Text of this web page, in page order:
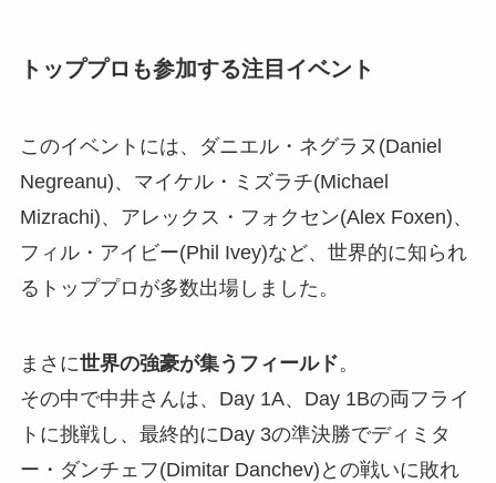
トッププロも参加する注目イベント
このイベントには、ダニエル・ネグラヌ(Daniel
Negreanu)、マイケル・ミズラチ(Michael
Mizrachi)、アレックス・フォクセン(Alex Foxen)、
フィル・アイビー(Phil Ivey)など、世界的に知られ
るトッププロが多数出場しました。
まさに世界の強豪が集うフィールド。
その中で中井さんは、Day 1A、Day 1Bの両フライ
トに挑戦し、最終的にDay 3の準決勝でディミタ
ー・ダンチェフ(Dimitar Danchev)との戦いに敗れ